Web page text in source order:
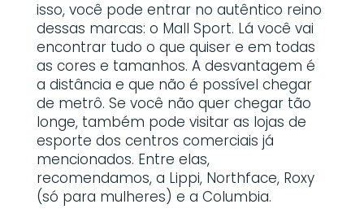
isso, você pode entrar no autêntico reino
dessas marcas: o Mall Sport. Lá você vai
encontrar tudo o que quiser e em todas
as cores e tamanhos. A desvantagem é
a distância e que não é possível chegar
de metrô. Se você não quer chegar tão
longe, também pode visitar as lojas de
esporte dos centros comerciais já
mencionados. Entre elas,
recomendamos, a Lippi, Northface, Roxy
(só para mulheres) e a Columbia.